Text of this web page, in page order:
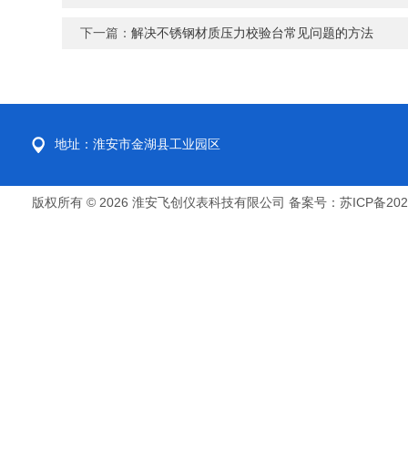
下一篇： 解决不锈钢材质压力校验台常见问题的方法
地址：淮安市金湖县工业园区
版权所有 © 2026 淮安飞创仪表科技有限公司 备案号：苏ICP备